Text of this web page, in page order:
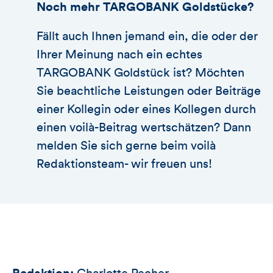
Noch mehr TARGOBANK Goldstücke?
Fällt auch Ihnen jemand ein, die oder der
Ihrer Meinung nach ein echtes
TARGOBANK Goldstück ist? Möchten
Sie beachtliche Leistungen oder Beiträge
einer Kollegin oder eines Kollegen durch
einen voilà-Beitrag wertschätzen? Dann
melden Sie sich gerne beim voilà
Redaktionsteam- wir freuen uns!